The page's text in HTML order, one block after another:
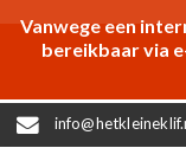
Vanwege een
bereikbaar via